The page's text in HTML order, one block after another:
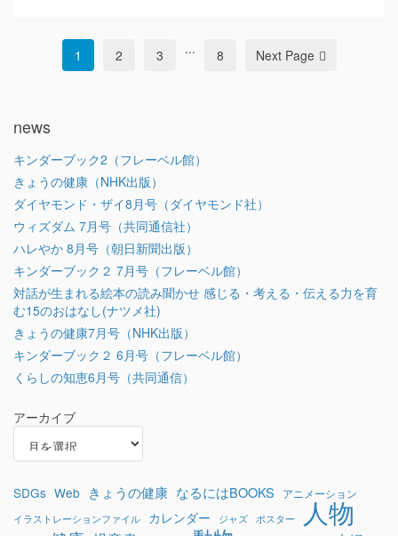
1 2 3 ... 8 Next Page
news
キンダーブック2（フレーベル館）
きょうの健康（NHK出版）
ダイヤモンド・ザイ8月号（ダイヤモンド社）
ウィズダム 7月号（共同通信社）
ハレやか 8月号（朝日新聞出版）
キンダーブック２ 7月号（フレーベル館）
対話が生まれる絵本の読み聞かせ 感じる・考える・伝える力を育
む15のおはなし(ナツメ社)
きょうの健康7月号（NHK出版）
キンダーブック２ 6月号（フレーベル館）
くらしの知恵6月号（共同通信）
アーカイブ
SDGs Web きょうの健康 なるにはBOOKS アニメーション
イラストレーションファイル カレンダー ジャズ ポスター 人物